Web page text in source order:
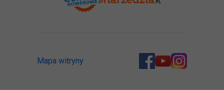
Mapa witryny